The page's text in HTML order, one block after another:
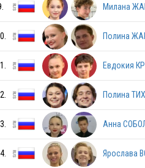
Милана
Полина
Евдокия
Полина
Анна
Ярослава